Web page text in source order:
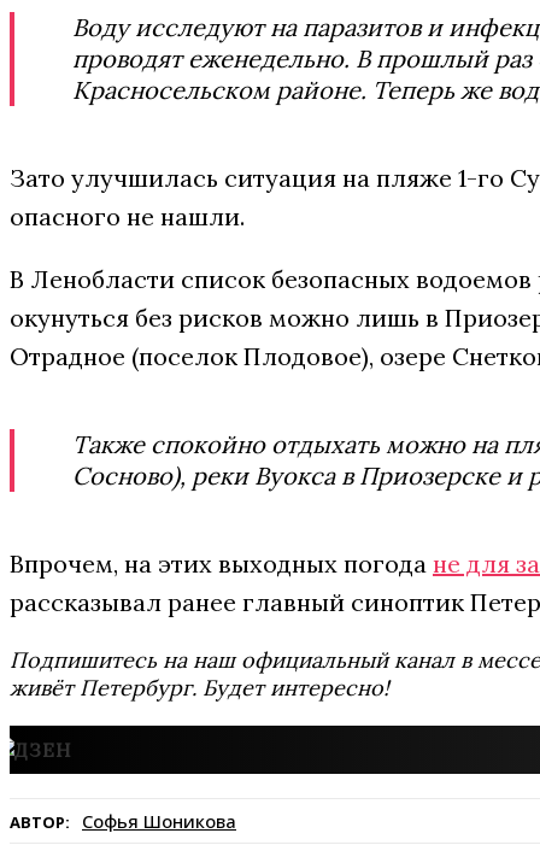
Воду исследуют на паразитов и
проводят еженедельно. В прошлый
Красносельском районе. Теперь же
Зато улучшилась ситуация на пляже 1-го
опасного не нашли.
В Ленобласти список безопасных
окунуться без рисков можно лишь в
Отрадное (поселок Плодовое), озере
Также спокойно отдыхать можно на
Сосново), реки Вуокса в Приозерске и
Впрочем, на этих выходных погода не для
рассказывал ранее главный синоптик
Подпишитесь на наш официальный канал в
живёт Петербург. Будет интересно!
АВТОР: Софья Шоникова